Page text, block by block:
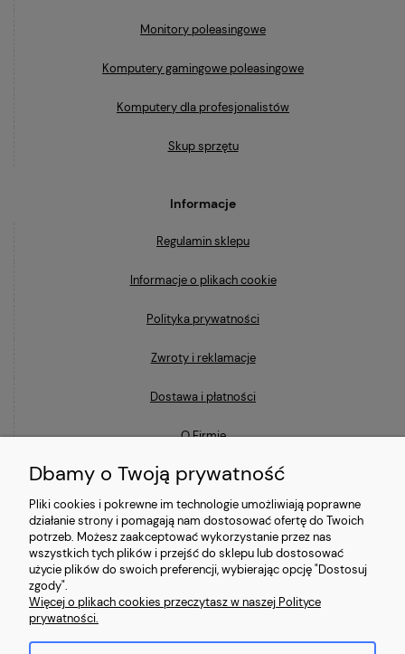
Monitory poleasingowe
Komputery gamingowe poleasingowe
Komputery dla profesjonalistów
Skup sprzętu
Informacje
Regulamin sklepu
Informacje o plikach cookie
Polityka prywatności
Zwroty i reklamacje
Dostawa i płatności
O Firmie
Blog
Ostatnio na blogu
Co to znaczy, że laptop jest poleasingowy i czym różni się od
używanego?
Dbamy o Twoją prywatność
Pliki cookies i pokrewne im technologie umożliwiają poprawne
działanie strony i pomagają nam dostosować ofertę do Twoich
potrzeb. Możesz zaakceptować wykorzystanie przez nas
wszystkich tych plików i przejść do sklepu lub dostosować
użycie plików do swoich preferencji, wybierając opcję "Dostosuj
zgody".
Więcej o plikach cookies przeczytasz w naszej Polityce
prywatności.